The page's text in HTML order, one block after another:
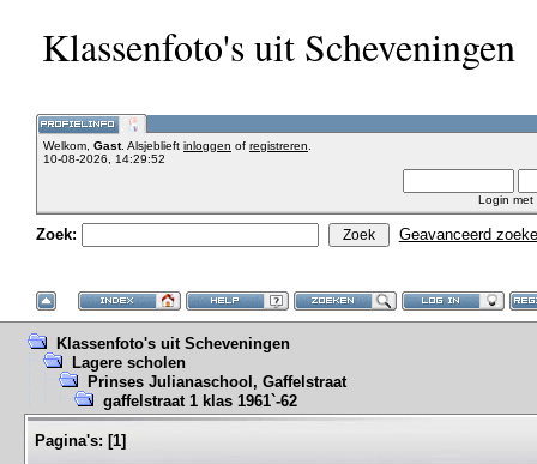
Klassenfoto's uit Scheveningen
Welkom, Gast. Alsjeblieft inloggen of registreren
10-08-2026, 14:29:52
Login met
Zoek: Geavanceerd
Klassenfoto's uit Scheveningen
Lagere scholen
Prinses Julianaschool, Gaffelstraat
gaffelstraat 1 klas 1961`-62
Pagina's: [1]